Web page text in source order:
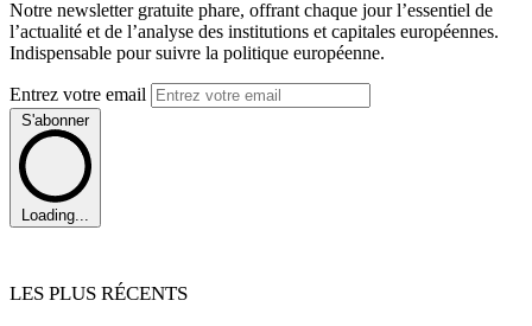
Notre newsletter gratuite phare, offrant chaque jour l’essentiel de
l’actualité et de l’analyse des institutions et capitales européennes.
Indispensable pour suivre la politique européenne.
Entrez votre email
S'abonner
Loading...
LES PLUS RÉCENTS